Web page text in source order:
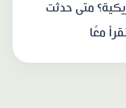
متى حدثت
معًا